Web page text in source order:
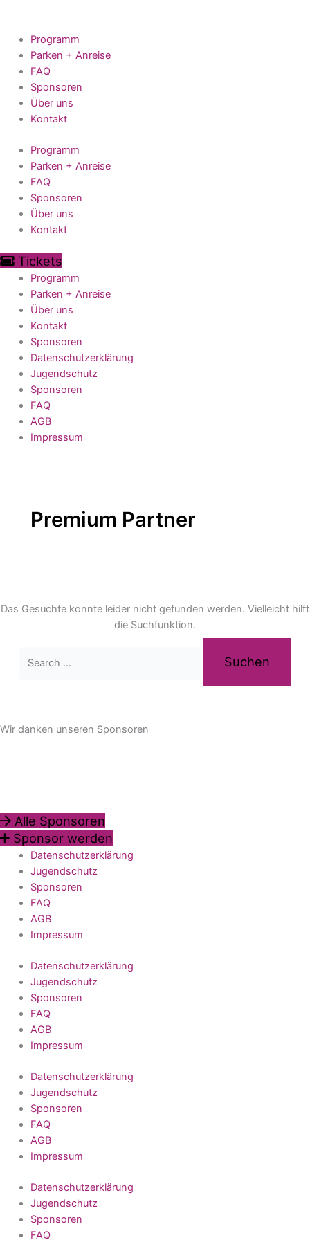
springenProgramm
Parken + Anreise
FAQ
Sponsoren
Über uns
Kontakt
Programm
Parken + Anreise
FAQ
Sponsoren
Über uns
Kontakt
Tickets
Programm
Parken + Anreise
Über uns
Kontakt
Sponsoren
Datenschutzerklärung
Jugendschutz
Sponsoren
FAQ
AGB
Impressum
Premium Partner
Das Gesuchte konnte leider nicht gefunden werden. Vielleicht hilft
die Suchfunktion.
Wir danken unseren Sponsoren
Alle Sponsoren
Sponsor werden
Datenschutzerklärung
Jugendschutz
Sponsoren
FAQ
AGB
Impressum
Datenschutzerklärung
Jugendschutz
Sponsoren
FAQ
AGB
Impressum
Datenschutzerklärung
Jugendschutz
Sponsoren
FAQ
AGB
Impressum
Datenschutzerklärung
Jugendschutz
Sponsoren
FAQ